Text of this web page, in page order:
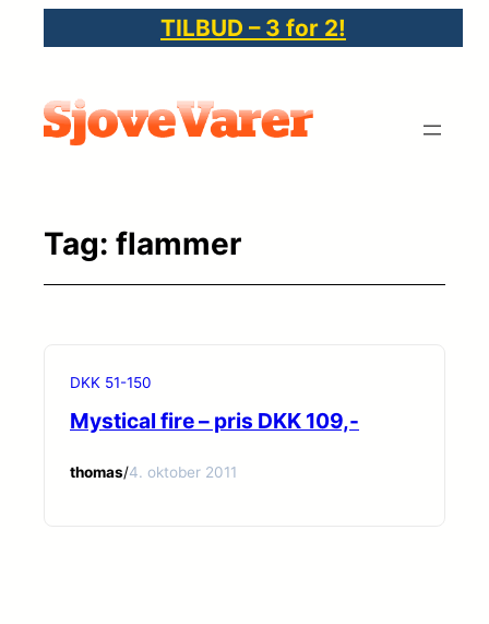
indhold
TILBUD – 3 for 2!
Tag: flammer
DKK 51-150
Mystical fire – pris DKK 109,-
thomas/4. oktober 2011